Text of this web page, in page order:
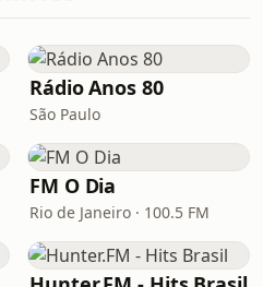
Rádio Anos 80
São Paulo
FM O Dia
Rio de Janeiro · 100.5 FM